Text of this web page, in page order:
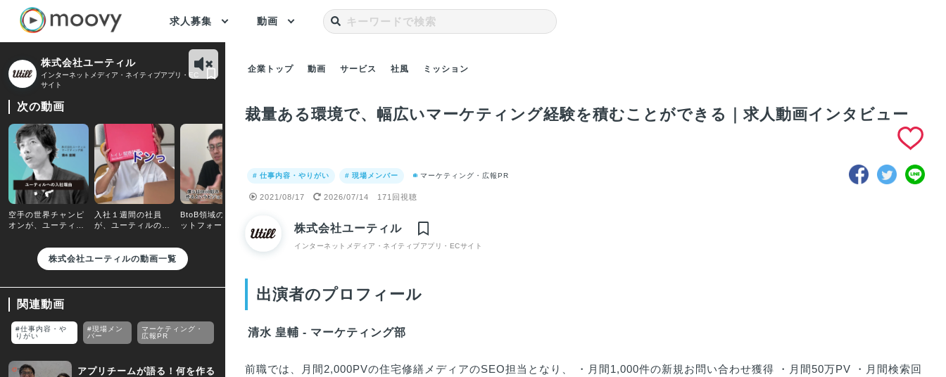
求人募集 動画
株式会社ユーティル
インターネットメディア・ネイティブアプリ・EC
サイト
次の動画
空手の世界チャンピ
オンが、ユーティル
は？｜求人動画イン
タビュー
入社１週間の社員
が、ユーティルの社
る｜求人動画インタ
ビュー
BtoB領域のNo.1プラ
ットフォームを目指
しています！｜求人
るだけでなく、会社
にプラスな貢献をし
たい｜求人動画イン
た私が、エンジニア
に転職した理由と
は？｜求人動画イン
う」｜求人動画イン
株式会社ユーティルの動画一覧
関連動画
#仕事内容・や
りがい
#現場メン
バー
マーケティング・
広報PR
アプリチームが語る！何を作る
企業トップ 動画 サービス 社風 ミッション
裁量ある環境で、幅広いマーケティング経験を積むことができる｜求人動画インタビュー
# 仕事内容・やりがい # 現場メンバー マーケティング・広報PR
2021/08/17 2026/07/14 171回視聴
株式会社ユーティル
インターネットメディア・ネイティブアプリ・ECサイト
出演者のプロフィール
清水 皇輔 - マーケティング部
前職では、月間2,000PVの住宅修繕メディアのSEO担当となり、 ・月間1,000件の新規お問い合わせ獲得 ・月間50万PV ・月間検索回